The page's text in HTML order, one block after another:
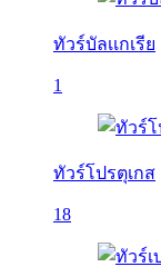
ทัวร์บัลเเกเรีย
1
ทัวร์โปรตุเกส
18